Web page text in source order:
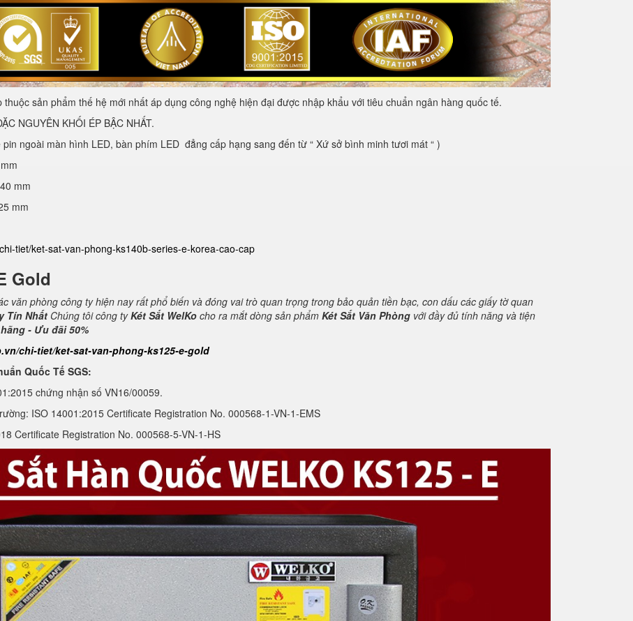
sản phẩm thế hệ mới nhất áp dụng công nghệ hiện đại được nhập khẩu với tiêu chuẩn ngân hàng quốc tế.
NGUYÊN KHỐI ÉP BẬC NHẤT.
ngoài màn hình LED, bàn phím LED đẳng cấp hạng sang đến từ “ Xứ sở bình minh tươi mát “ )
mm
mm
tiet/ket-sat-van-phong-ks140b-series-e-korea-cao-cap
Gold
văn phòng công ty hiện nay rất phổ biến và đóng vai trò quan trọng trong bảo quản tiền bạc, con dấu các giấy tờ quan
Tín Nhất Chúng tôi công tyKét Sắt WelKo cho ra mắt dòng sản phẩm Két Sắt Văn Phòng với đầy đủ tính năng và tiện
- Ưu đãi 50%
chi-tiet/ket-sat-van-phong-ks125-e-gold
Quốc Tế SGS:
chứng nhận số VN16/00059.
ISO 14001:2015 Certificate Registration No. 000568-1-VN-1-EMS
Certificate Registration No. 000568-5-VN-1-HS